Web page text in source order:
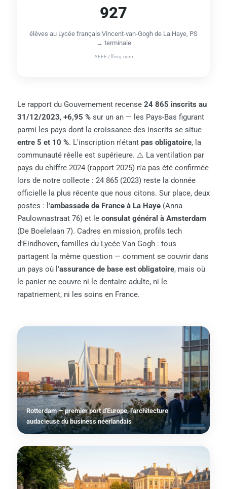
927
élèves au Lycée français Vincent-van-Gogh de La Haye, PS
→ terminale
AEFE / lfvvg.com
Le rapport du Gouvernement recense 24 865 inscrits au
31/12/2023, +6,95 % sur un an — les Pays-Bas figurant
parmi les pays dont la croissance des inscrits se situe
entre 5 et 10 %. L'inscription n'étant pas obligatoire, la
communauté réelle est supérieure. ⚠️ La ventilation par
pays du chiffre 2024 (rapport 2025) n'a pas été confirmée
lors de notre collecte : 24 865 (2023) reste la donnée
officielle la plus récente que nous citons. Sur place, deux
postes : l'ambassade de France à La Haye (Anna
Paulownastraat 76) et le consulat général à Amsterdam
(De Boelelaan 7). Cadres en mission, profils tech
d'Eindhoven, familles du Lycée Van Gogh : tous
partagent la même question — comment se couvrir dans
un pays où l'assurance de base est obligatoire, mais où
le panier ne couvre ni le dentaire adulte, ni le
rapatriement, ni les soins en France.
Rotterdam — premier port d'Europe, l'architecture
audacieuse du business néerlandais